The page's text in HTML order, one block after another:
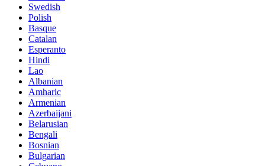
Swedish
Polish
Basque
Catalan
Esperanto
Hindi
Lao
Albanian
Amharic
Armenian
Azerbaijani
Belarusian
Bengali
Bosnian
Bulgarian